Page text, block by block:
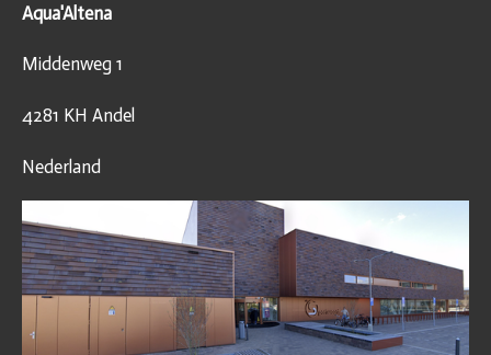
Aqua'Altena
Middenweg 1
4281 KH Andel
Nederland